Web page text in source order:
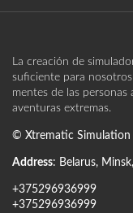
La creación de
suficiente para
mentes de las
aventuras extremas.
© Xtrematic Simulation
Address: Belarus, Minsk,
+375296936999
+375296936999